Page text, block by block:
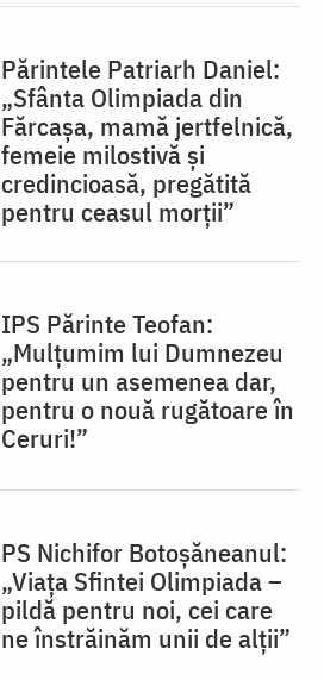
Părintele Patriarh Daniel:
„Sfânta Olimpiada din
Fărcașa, mamă jertfelnică,
femeie milostivă și
credincioasă, pregătită
pentru ceasul morții”
IPS Părinte Teofan:
„Mulțumim lui Dumnezeu
pentru un asemenea dar,
pentru o nouă rugătoare în
Ceruri!”
PS Nichifor Botoșăneanul:
„Viața Sfintei Olimpiada –
pildă pentru noi, cei care
ne înstrăinăm unii de alții”